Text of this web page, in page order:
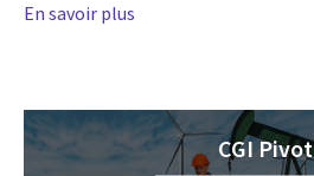
En savoir plus
CGI Pivot